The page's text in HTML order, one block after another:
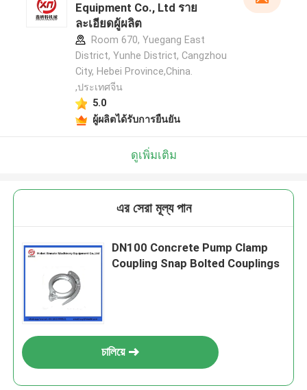
Equipment Co., Ltd ราย
ละเอียดผู้ผลิต
Room 670, Yuegang East
District, Yunhe District, Cangzhou
City, Hebei Province,China.
,ประเทศจีน
5.0
ผู้ผลิตได้รับการยืนยัน
ดูเพิ่มเติม
এর সেরা মূল্য পান
DN100 Concrete Pump Clamp
Coupling Snap Bolted Couplings
চালিয়ে